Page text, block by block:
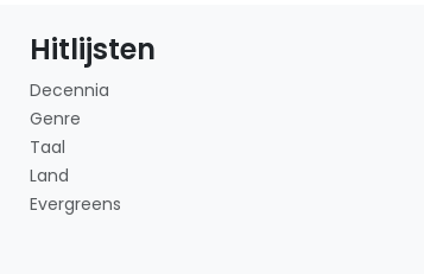
Hitlijsten
Decennia
Genre
Taal
Land
Evergreens